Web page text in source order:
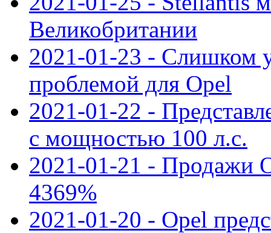
Великобритании
2021-01-23 - Слишком
проблемой для Opel
2021-01-22 -
с мощностью 100 л.с.
2021-01-21 - Продажи
4369%
2021-01-20 - Opel